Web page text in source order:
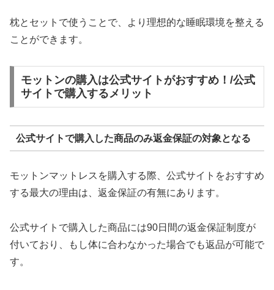
枕とセットで使うことで、より理想的な睡眠環境を整える
ことができます。
モットンの購入は公式サイトがおすすめ！/公式
サイトで購入するメリット
公式サイトで購入した商品のみ返金保証の対象となる
モットンマットレスを購入する際、公式サイトをおすすめ
する最大の理由は、返金保証の有無にあります。
公式サイトで購入した商品には90日間の返金保証制度が
付いており、もし体に合わなかった場合でも返品が可能で
す。